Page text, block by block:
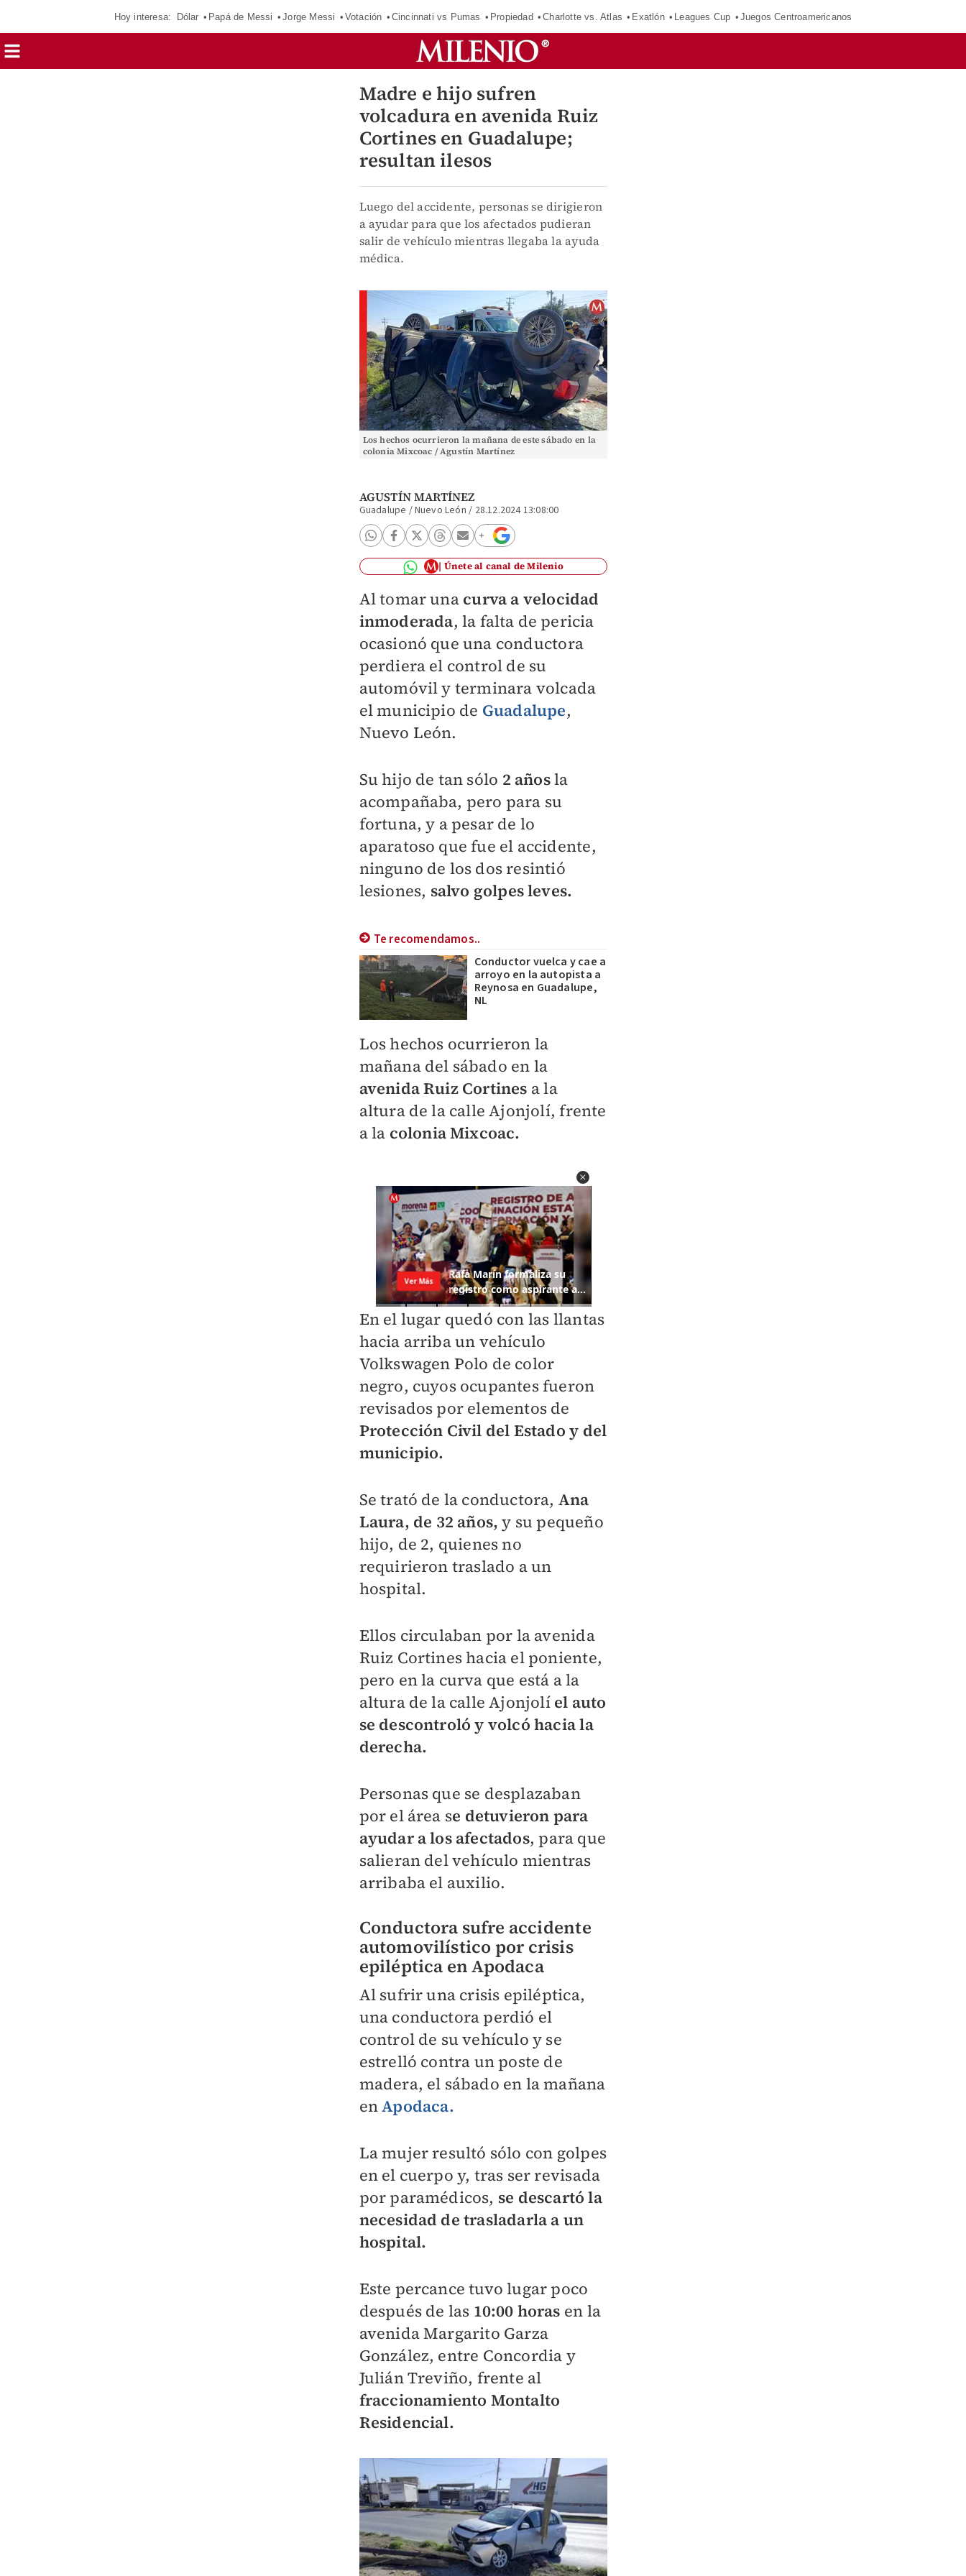
Hoy interesa: Dólar Papá de Messi Jorge Messi Votación Cincinnati vs Pumas Propiedad Charlotte vs. Atlas Exatlón Leagues Cup Juegos Centroamericanos
Madre e hijo sufren
volcadura en avenida Ruiz
Cortines en Guadalupe;
resultan ilesos
Luego del accidente, personas se dirigieron
a ayudar para que los afectados pudieran
salir de vehículo mientras llegaba la ayuda
médica.
Los hechos ocurrieron la mañana de este sábado en la
colonia Mixcoac / Agustín Martínez
AGUSTÍN MARTÍNEZ
Guadalupe / Nuevo León / 28.12.2024 13:08:00
Únete al canal de Milenio
Al tomar una curva a velocidad
inmoderada, la falta de pericia
ocasionó que una conductora
perdiera el control de su
automóvil y terminara volcada
el municipio de Guadalupe,
Nuevo León.
Su hijo de tan sólo 2 añosla
acompañaba, pero para su
fortuna, y a pesar de lo
aparatoso que fue el accidente,
ninguno de los dos resintió
lesiones, salvo golpes leves.
Te recomendamos..
Conductor vuelca y cae a
arroyo en la autopista a
Reynosa en Guadalupe,
NL
Los hechos ocurrieron la
mañana del sábado en la
avenida Ruiz Cortines a la
altura de la calle Ajonjolí, frente
a la colonia Mixcoac.
En el lugar quedó con las llantas
hacia arriba un vehículo
Volkswagen Polo de color
negro, cuyos ocupantes fueron
revisados por elementos de
Protección Civil del Estado y del
municipio.
Se trató de la conductora, Ana
Laura, de 32 años, y su pequeño
hijo, de 2, quienes no
requirieron traslado a un
hospital.
Ellos circulaban por la avenida
Ruiz Cortines hacia el poniente,
pero en la curva que está a la
altura de la calle Ajonjolí el auto
se descontroló y volcó hacia la
derecha.
Personas que se desplazaban
por el área se detuvieron para
ayudar a los afectados, para que
salieran del vehículo mientras
arribaba el auxilio.
Conductora sufre accidente
automovilístico por crisis
epiléptica en Apodaca
Al sufrir una crisis epiléptica,
una conductora perdió el
control de su vehículo y se
estrelló contra un poste de
madera, el sábado en la mañana
enApodaca.
La mujer resultó sólo con golpes
en el cuerpo y, tras ser revisada
por paramédicos, se descartó la
necesidad de trasladarla a un
hospital.
Este percance tuvo lugar poco
después de las 10:00 horas en la
avenida Margarito Garza
González, entre Concordia y
Julián Treviño, frente al
fraccionamiento Montalto
Residencial.